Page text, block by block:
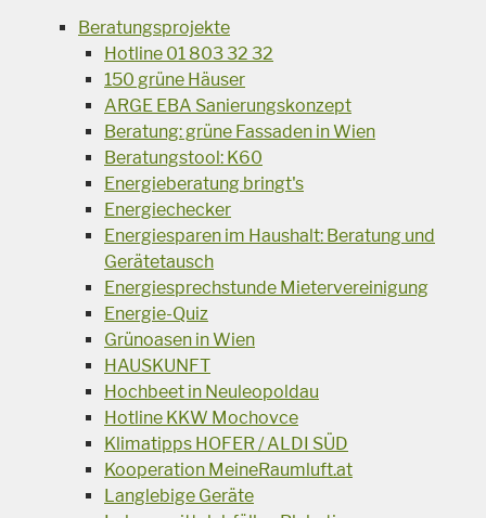
Beratungsprojekte
Hotline 01 803 32 32
150 grüne Häuser
ARGE EBA Sanierungskonzept
Beratung: grüne Fassaden in Wien
Beratungstool: K60
Energieberatung bringt's
Energiechecker
Energiesparen im Haushalt: Beratung und
Gerätetausch
Energiesprechstunde Mietervereinigung
Energie-Quiz
Grünoasen in Wien
HAUSKUNFT
Hochbeet in Neuleopoldau
Hotline KKW Mochovce
Klimatipps HOFER / ALDI SÜD
Kooperation MeineRaumluft.at
Langlebige Geräte